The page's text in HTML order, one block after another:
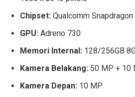
Chipset: Qualcomm Snapdragon
GPU: Adreno 730
Memori Internal: 128/256GB
Kamera Belakang: 50 MP + 10
Kamera Depan: 10 MP